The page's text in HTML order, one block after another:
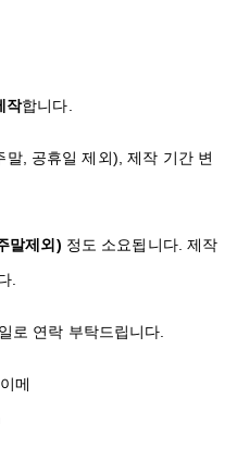
작합니다.
말, 공휴일 제외), 제작 기간 변
말제외) 정도 소요됩니다. 제작
.
로 연락 부탁드립니다.
메